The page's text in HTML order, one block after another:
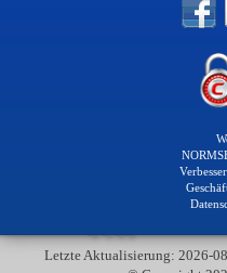
Letzte Aktualisierung: 2026-